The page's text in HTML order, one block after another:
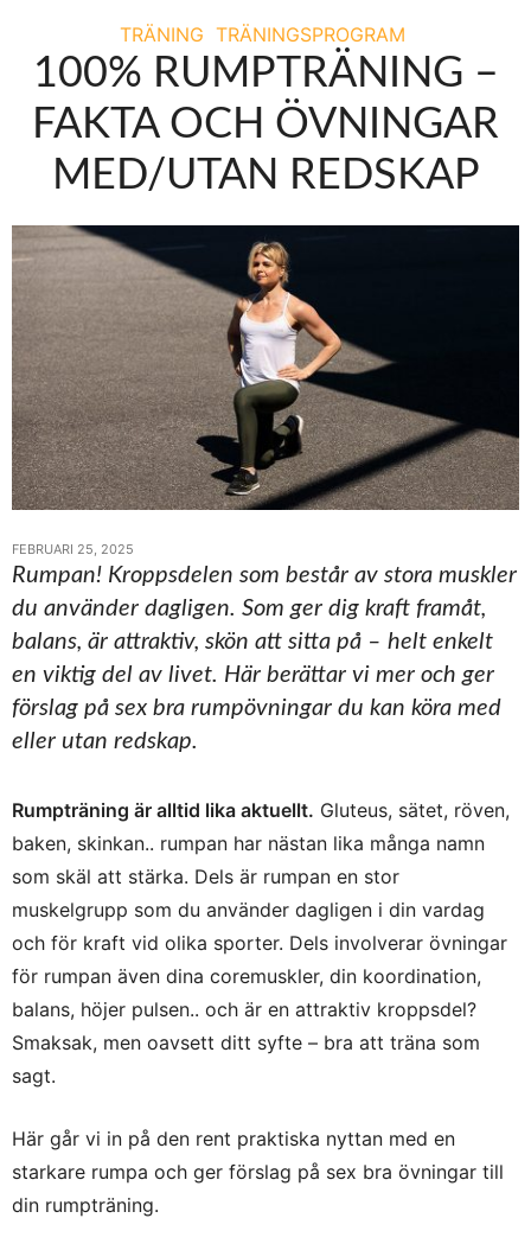
TRÄNING TRÄNINGSPROGRAM
100% RUMPTRÄNING –
FAKTA OCH ÖVNINGAR
MED/UTAN REDSKAP
FEBRUARI 25, 2025
Rumpan! Kroppsdelen som består av stora muskler
du använder dagligen. Som ger dig kraft framåt,
balans, är attraktiv, skön att sitta på – helt enkelt
en viktig del av livet. Här berättar vi mer och ger
förslag på sex bra rumpövningar du kan köra med
eller utan redskap.
Rumpträning är alltid lika aktuellt. Gluteus, sätet, röven,
baken, skinkan.. rumpan har nästan lika många namn
som skäl att stärka. Dels är rumpan en stor
muskelgrupp som du använder dagligen i din vardag
och för kraft vid olika sporter. Dels involverar övningar
för rumpan även dina coremuskler, din koordination,
balans, höjer pulsen.. och är en attraktiv kroppsdel?
Smaksak, men oavsett ditt syfte – bra att träna som
sagt.
Här går vi in på den rent praktiska nyttan med en
starkare rumpa och ger förslag på sex bra övningar till
din rumpträning.